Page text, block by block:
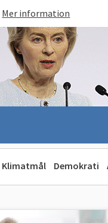
Mer information
Klimatmål Demokrati